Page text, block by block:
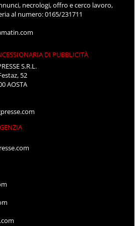
necrologi, offro e cerco lavoro,
al numero: 0165/231711
DI PUBBLICITÀ
S.R.L.
52
AOSTA